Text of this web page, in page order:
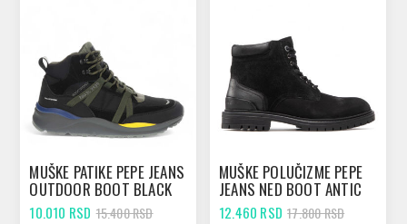
MUŠKE PATIKE PEPE JEANS
OUTDOOR BOOT BLACK
10.010 RSD 15.400 RSD
MUŠKE POLUČIZME PEPE
JEANS NED BOOT ANTIC
BLACK
12.460 RSD 17.800 RSD